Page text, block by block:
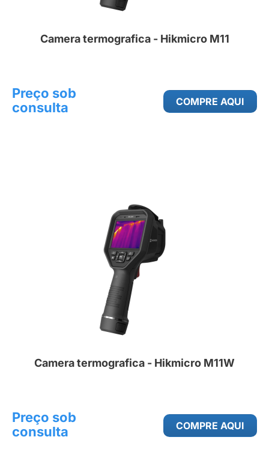
Camera termografica - Hikmicro M11
Preço sob
consulta
COMPRE AQUI
Camera termografica - Hikmicro M11W
Preço sob
consulta
COMPRE AQUI